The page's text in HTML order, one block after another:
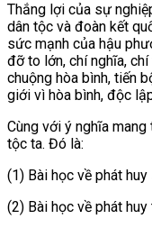
Thắng lợi của sự
dân tộc và đoàn kết
sức mạnh của hậu
đỡ to lớn, chí nghĩa,
chuộng hòa bình, tiến
giới vì hòa bình, độc
Cùng với ý nghĩa
tộc ta. Đó là:
(1) Bài học về phát
(2) Bài học về phát